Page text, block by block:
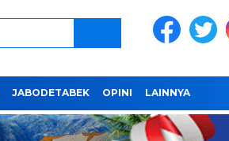
JABODETABEK OPINI LAINNYA